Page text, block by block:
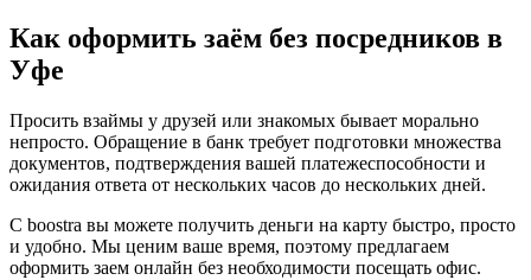
Как оформить заём без посредников в
Уфе
Просить взаймы у друзей или знакомых бывает морально
непросто. Обращение в банк требует подготовки множества
документов, подтверждения вашей платежеспособности и
ожидания ответа от нескольких часов до нескольких дней.
С boostra вы можете получить деньги на карту быстро, просто
и удобно. Мы ценим ваше время, поэтому предлагаем
оформить заем онлайн без необходимости посещать офис.